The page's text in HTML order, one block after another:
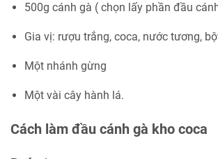
500g cánh gà ( chọn lấy phần đầu
Gia vị: rượu trắng, coca, nước tương,
Một nhánh gừng
Một vài cây hành lá.
Cách làm đầu cánh gà kho coca